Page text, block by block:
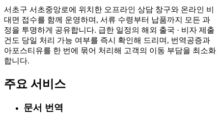
서초구 서초중앙로에 위치한 오프라인 상담 창구와 온라인 비
대면 접수를 함께 운영하며, 서류 수령부터 납품까지 모든 과
정을 투명하게 공유합니다. 급한 일정의 해외 출국 · 비자 제출
건도 당일 처리 가능 여부를 즉시 확인해 드리며, 번역공증과
아포스티유를 한 번에 묶어 처리해 고객의 이동 부담을 최소화
합니다.
주요 서비스
문서 번역